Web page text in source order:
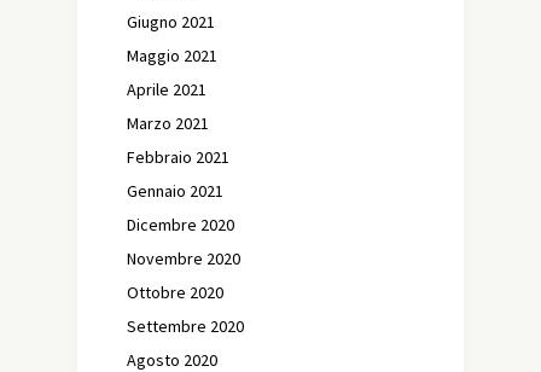
Giugno 2021
Maggio 2021
Aprile 2021
Marzo 2021
Febbraio 2021
Gennaio 2021
Dicembre 2020
Novembre 2020
Ottobre 2020
Settembre 2020
Agosto 2020